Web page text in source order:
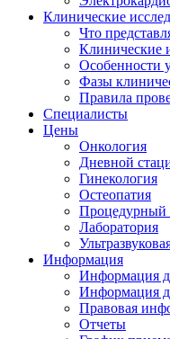
Клинические
Что
Клинические
Особенности
Фазы
Правила
Специалисты
Цены
Онкология
Дневной
Гинекология
Остеопатия
Процедурный
Лаборатория
Информация
Информация
Информация
Правовая
Отчеты